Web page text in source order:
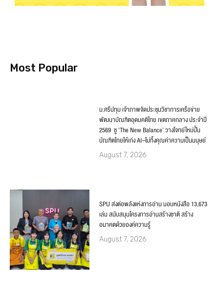
Most Popular
ม.ศรีปทุม เจ้าภาพจัดประชุมวิชาการเครือข่าย
พัฒนาบัณฑิตอุดมคติไทย เขตภาคกลาง ประจำปี
2569 ชู ‘The New Balance’ วางโจทย์ใหม่ปั้น
บัณฑิตไทยให้เก่ง AI–ไม่ทิ้งคุณค่าความเป็นมนุษย์
August 7, 2026
SPU ส่งต่อพลังแห่งการอ่าน มอบหนังสือ 13,673
เล่ม สนับสนุนโครงการอ่านสร้างชาติ สร้าง
อนาคตด้วยองค์ความรู้
August 7, 2026